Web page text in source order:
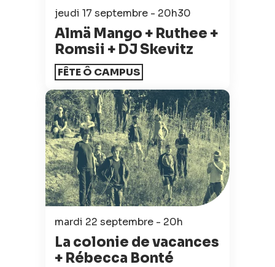
jeudi 17 septembre - 20h30
Almä Mango + Ruthee +
Romsii + DJ Skevitz
FÊTE Ô CAMPUS
mardi 22 septembre - 20h
La colonie de vacances
+ Rébecca Bonté